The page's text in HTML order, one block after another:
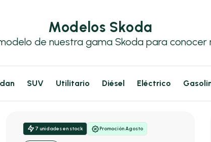
Modelos Skoda
de nuestra gama Skoda para conocer
SUV Utilitario Diésel Eléctrico
7 unidades en stock Promoción Agosto